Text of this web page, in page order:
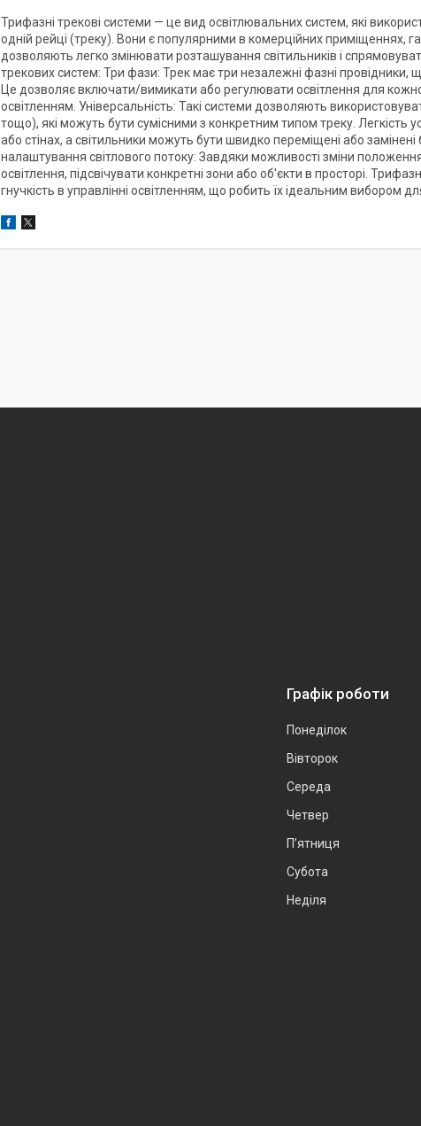
Трифазні трекові системи — це вид освітлювальних систем, які
одній рейці (треку). Вони є популярними в комерційних приміщеннях,
дозволяють легко змінювати розташування світильників і
трекових систем: Три фази: Трек має три незалежні фазні провідники,
Це дозволяє включати/вимикати або регулювати освітлення для
освітленням. Універсальність: Такі системи дозволяють
тощо), які можуть бути сумісними з конкретним типом треку. Легкість
або стінах, а світильники можуть бути швидко переміщені або
налаштування світлового потоку: Завдяки можливості зміни
освітлення, підсвічувати конкретні зони або об'єкти в просторі.
гнучкість в управлінні освітленням, що робить їх ідеальним вибором
Графік роботи
Понеділок
Вівторок
Середа
Четвер
Пʼятниця
Субота
Неділя